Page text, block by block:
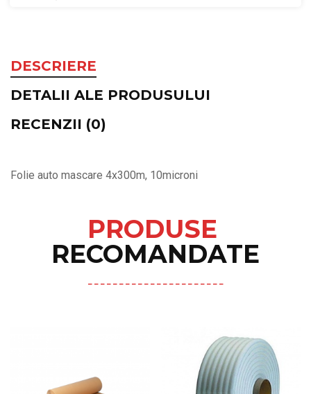
DESCRIERE
DETALII ALE PRODUSULUI
RECENZII (0)
Folie auto mascare 4x300m, 10microni
PRODUSE
RECOMANDATE